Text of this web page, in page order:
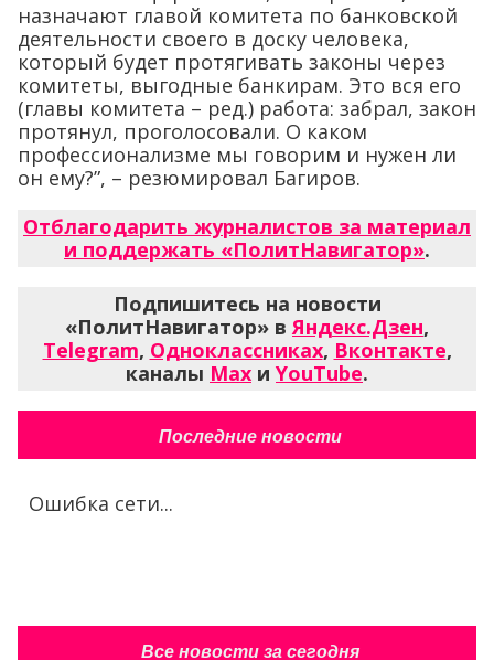
назначают главой комитета по банковской
деятельности своего в доску человека,
который будет протягивать законы через
комитеты, выгодные банкирам. Это вся его
(главы комитета – ред.) работа: забрал, закон
протянул, проголосовали. О каком
профессионализме мы говорим и нужен ли
он ему?”, – резюмировал Багиров.
Отблагодарить журналистов за материал
и поддержать «ПолитНавигатор».
Подпишитесь на новости
«ПолитНавигатор» вЯндекс.Дзен,
Telegram, Одноклассниках, Вконтакте,
каналы Max и YouTube.
Последние новости
Ошибка сети...
Все новости за сегодня